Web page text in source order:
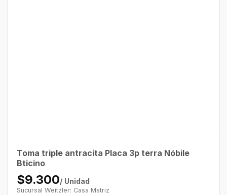
Toma triple antracita Placa 3p terra Nóbile
Bticino
$9.300/ Unidad
Sucursal Weitzler: Casa Matriz